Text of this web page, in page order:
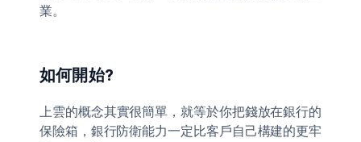
業。
如何開始?
‍上雲的概念其實很簡單，就等於你把錢放在銀行的
保險箱，銀行防衛能力一定比客戶自己構建的更牢